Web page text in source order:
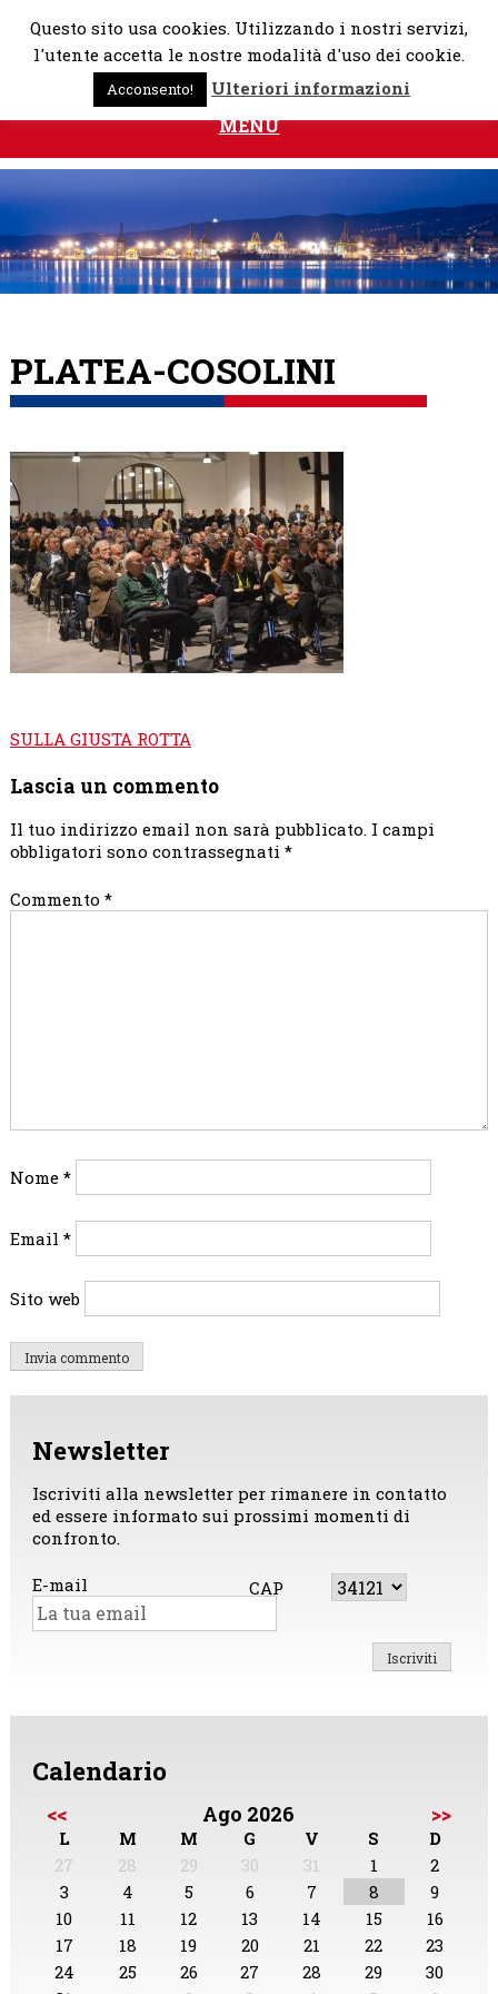
Skip
MENU
PLATEA-COSOLINI
Navigazione
SULLA GIUSTA ROTTA
Lascia un commento
Il tuo indirizzo email non sarà pubblicato. I campi
obbligatori sono contrassegnati *
Commento *
Nome *
Email *
Sito web
Newsletter
Iscriviti alla newsletter per rimanere in contatto
ed essere informato sui prossimi momenti di
confronto.
E-mail CAP
Calendario
<< Ago 2026 >>
L M M G V S
D
27
28 29 30 31 1
2
3
4 5 6 7 8
9
10
11 12 13 14 15
16
17
18 19 20 21 22
23
24
25 26 27 28 29
30
Questo sito usa cookies. Utilizzando i nostri servizi,
l'utente accetta le nostre modalità d'uso dei cookie.
Acconsento! Ulteriori informazioni